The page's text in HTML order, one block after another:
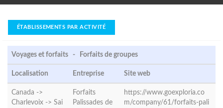
ÉTABLISSEMENTS PAR ACTIVITÉ
Voyages et forfaits - Forfaits de groupes
Localisation Entreprise Site web
Canada ->
Charlevoix -> Sai
Forfaits
Palissades de
https://www.goexploria.co
m/company/61/forfaits-pali